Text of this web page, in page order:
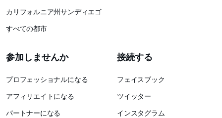
カリフォルニア州サンディエゴ
すべての都市
参加しませんか
プロフェッショナルになる
アフィリエイトになる
パートナーになる
接続する
フェイスブック
ツイッター
インスタグラム